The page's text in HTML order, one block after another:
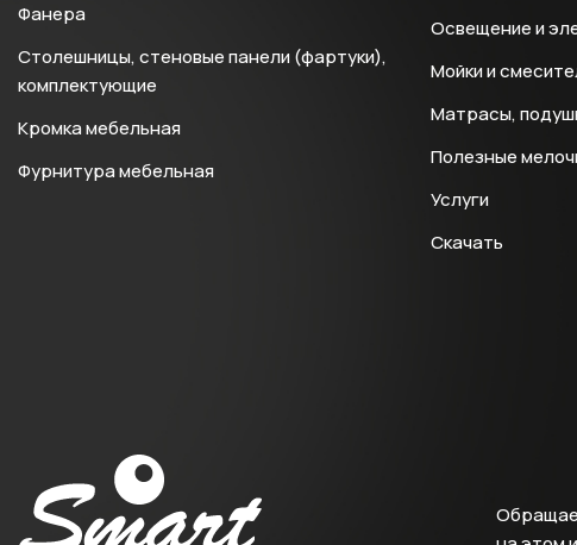
Фанера
Столешницы, стеновые панели (фартуки),
комплектующие
Кромка мебельная
Фурнитура мебельная
Освещение и
Мойки и
Матрасы,
Полезные
Услуги
Скачать